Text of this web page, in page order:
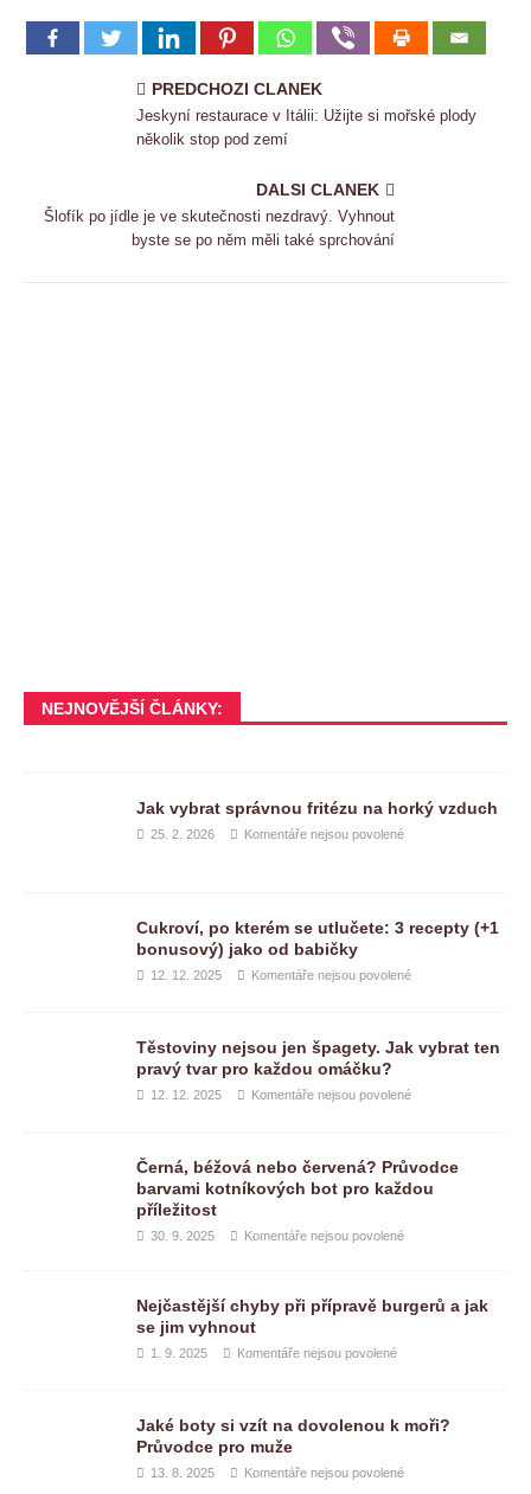
PREDCHOZI CLANEK
Jeskyní restaurace v Itálii: Užijte si mořské plody
několik stop pod zemí
DALSI CLANEK
Šlofík po jídle je ve skutečnosti nezdravý. Vyhnout
byste se po něm měli také sprchování
NEJNOVĚJŠÍ ČLÁNKY:
Jak vybrat správnou fritézu na horký vzduch
25. 2. 2026 Komentáře nejsou povolené
Cukroví, po kterém se utlučete: 3 recepty (+1
bonusový) jako od babičky
12. 12. 2025 Komentáře nejsou povolené
Těstoviny nejsou jen špagety. Jak vybrat ten
pravý tvar pro každou omáčku?
12. 12. 2025 Komentáře nejsou povolené
Černá, béžová nebo červená? Průvodce
barvami kotníkových bot pro každou
příležitost
30. 9. 2025 Komentáře nejsou povolené
Nejčastější chyby při přípravě burgerů a jak
se jim vyhnout
1. 9. 2025 Komentáře nejsou povolené
Jaké boty si vzít na dovolenou k moři?
Průvodce pro muže
13. 8. 2025 Komentáře nejsou povolené